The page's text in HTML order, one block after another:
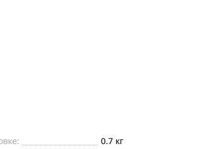
0.7 кг